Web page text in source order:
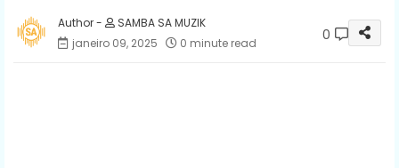
SAMBA SA MUZIK
janeiro 09, 2025
0 minute read 0